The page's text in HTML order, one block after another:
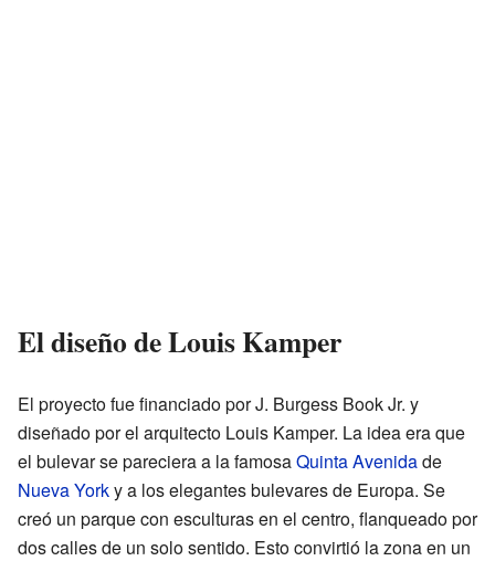
El diseño de Louis Kamper
El proyecto fue financiado por J. Burgess Book Jr. y
diseñado por el arquitecto Louis Kamper. La idea era que
el bulevar se pareciera a la famosaQuinta Avenidade
Nueva Yorky a los elegantes bulevares de Europa. Se
creó un parque con esculturas en el centro, flanqueado por
dos calles de un solo sentido. Esto convirtió la zona en un